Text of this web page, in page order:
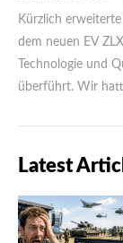
Kürzlich erweiterte Electro Voice
dem neuen EV
Techno­logie und
überführt. Wir
Latest